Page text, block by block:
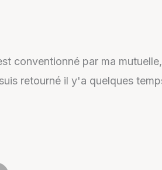
conventionné par ma mutuelle,
retourné il y'a quelques